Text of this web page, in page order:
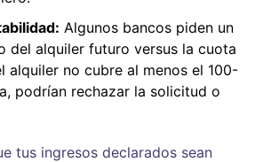
Algunos bancos piden un
del alquiler futuro versus la cuota
alquiler no cubre al menos el 100-
podrían rechazar la solicitud o
tus ingresos declarados sean